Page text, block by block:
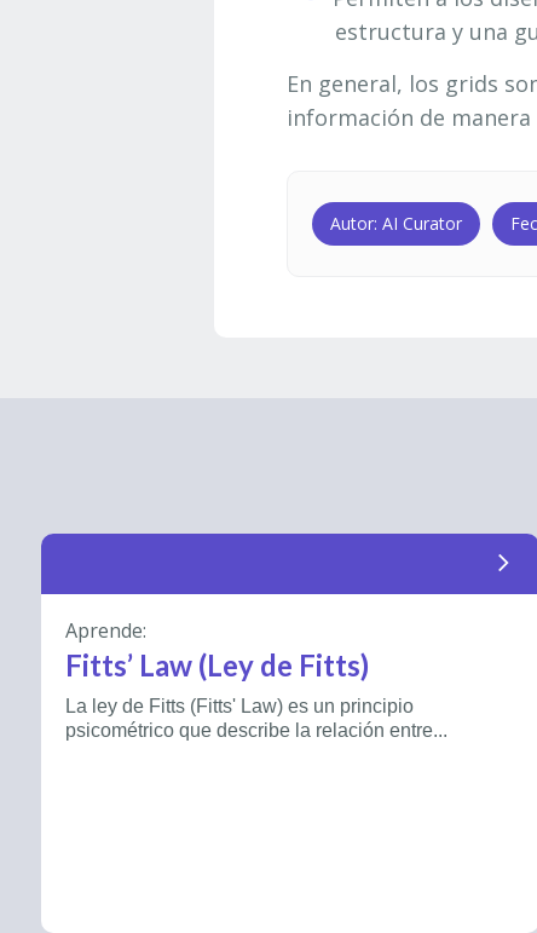
estructura y una
En general, los grids
información de
Autor: AI Curator
arrow_forward_ios
Aprende:
Fitts’ Law (Ley de Fitts)
La ley de Fitts (Fitts' Law) es un principio
psicométrico que describe la relación entre...